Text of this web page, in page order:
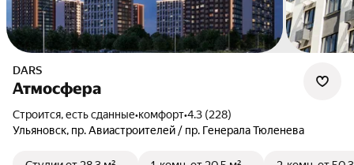
DARS
Атмосфера
Строится, есть сданные•комфорт•4.3 (228)
Ульяновск, пр. Авиастроителей / пр. Генерала Тюленева